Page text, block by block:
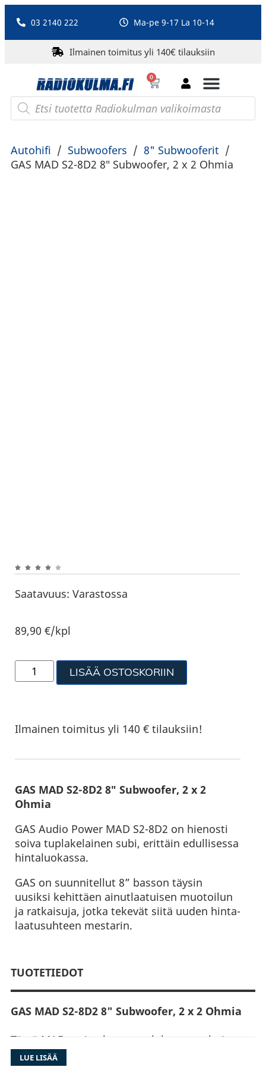
03 2140 222 Ma-pe 9-17 La 10-14
Ilmainen toimitus yli 140€ tilauksiin
0
Autohifi / Subwoofers / 8" Subwooferit /
GAS MAD S2-8D2 8″ Subwoofer, 2 x 2 Ohmia
Saatavuus: Varastossa
89,90€/kpl
LISÄÄ OSTOSKORIIN
Ilmainen toimitus yli 140 € tilauksiin!
GAS MAD S2-8D2 8″ Subwoofer, 2 x 2
Ohmia
GAS Audio Power MAD S2-8D2 on hienosti
soiva tuplakelainen subi, erittäin edullisessa
hintaluokassa.
GAS on suunnitellut 8” basson täysin
uusiksi kehittäen ainutlaatuisen muotoilun
ja ratkaisuja, jotka tekevät siitä uuden hinta-
laatusuhteen mestarin.
TUOTETIEDOT
GAS MAD S2-8D2 8" Subwoofer, 2 x 2 Ohmia
Tämä MAD-sarjan kuuma tulokas on valmis
rikkomaan rajoja!
LUE LISÄÄ